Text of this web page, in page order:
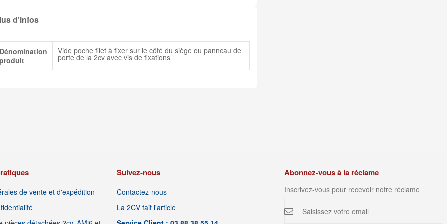
d'infos
Dénomination
produit
Vide poche filet à fixer sur le côté du siège ou panneau de
porte de la 2cv avec vis de fixations
de vente et d'expédition
Suivez-nous
Contactez-nous
La 2CV fait l'article
Abonnez-vous à la réclame
Inscrivez-vous pour recevoir notre réclame
à